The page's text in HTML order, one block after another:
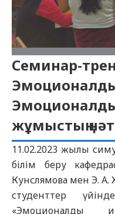
Семинар-
Эмоционалды
жұмыстың
11.02.2023 жылы
білім беру
Кунслямова мен Э.
студенттер
«Эмоционалды